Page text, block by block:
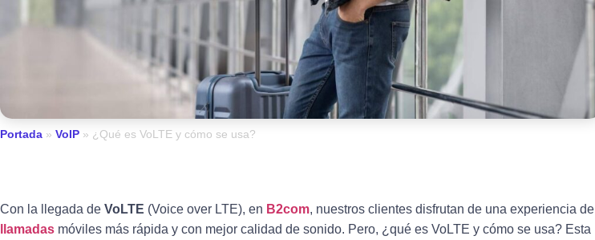
Portada » VoIP » ¿Qué es VoLTE y cómo se usa?
Con la llegada de VoLTE (Voice over LTE), en B2com, nuestros clientes disfrutan de una experiencia de
llamadas móviles más rápida y con mejor calidad de sonido. Pero, ¿qué es VoLTE y cómo se usa? Esta